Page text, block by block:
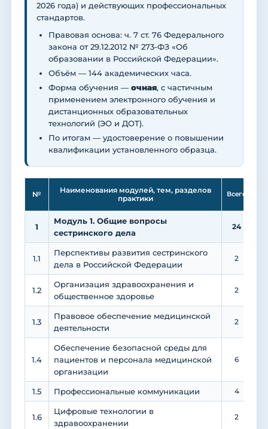
2026 года) и действующих профессиональных
стандартов.
Правовая основа: ч. 7 ст. 76 Федерального
закона от 29.12.2012 № 273-ФЗ «Об
образовании в Российской Федерации».
Объём — 144 академических часа.
Форма обучения — очная, с частичным
применением электронного обучения и
дистанционных образовательных
технологий (ЭО и ДОТ).
По итогам — удостоверение о повышении
квалификации установленного образца.
№
Наименования модулей, тем, разделов
практики
Всего
1
Модуль 1. Общие вопросы
сестринского дела
24
1.1
Перспективы развития сестринского
дела в Российской Федерации
2
1.2
Организация здравоохранения и
общественное здоровье
2
1.3
Правовое обеспечение медицинской
деятельности
2
1.4
Обеспечение безопасной среды для
пациентов и персонала медицинской
организации
6
1.5 Профессиональные коммуникации 4
1.6
Цифровые технологии в
здравоохранении
2